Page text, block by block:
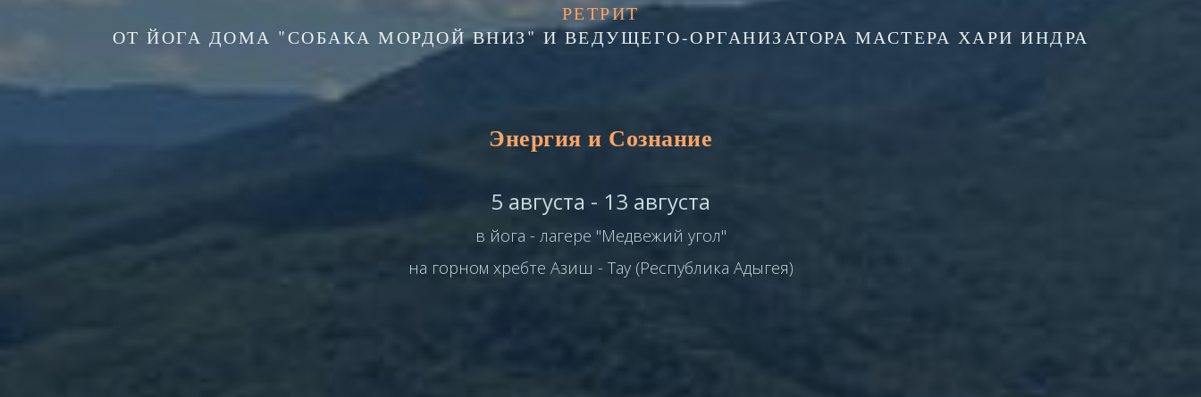
РЕТРИТ
ОТ ЙОГА ДОМА "СОБАКА МОРДОЙ ВНИЗ" И ВЕДУЩЕГО-ОРГАНИЗАТОРА МАСТЕРА ХАРИ ИНДРА
Энергия и Сознание
5 августа - 13 августа
в йога - лагере "Медвежий угол"
на горном хребте Азиш - Тау (Республика Адыгея)